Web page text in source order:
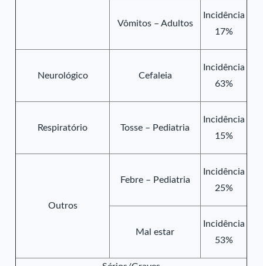
Vômitos – Adultos
Incidência
17%
Neurológico Cefaleia
Incidência
63%
Respiratório Tosse – Pediatria
Incidência
15%
Outros
Febre – Pediatria
Incidência
25%
Mal estar
Incidência
53%